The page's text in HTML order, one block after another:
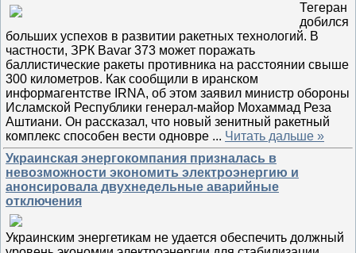
Тегеран
добился
больших успехов в развитии ракетных технологий. В
частности, ЗРК Bavar 373 может поражать
баллистические ракеты противника на расстоянии свыше
300 километров. Как сообщили в иранском
информагентстве IRNA, об этом заявил министр обороны
Исламской Республики генерал-майор Мохаммад Реза
Аштиани. Он рассказал, что новый зенитный ракетный
комплекс способен вести одновре ... Читать дальше »
Украинская энергокомпания призналась в
невозможности экономить электроэнергию и
анонсировала двухнедельные аварийные
отключения
Украинским энергетикам не удается обеспечить должный